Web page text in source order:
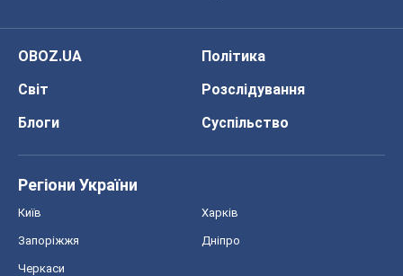
OBOZ.UA
Політика
Світ
Розслідування
Блоги
Суспільство
Регіони України
Київ Харків
Запоріжжя Дніпро
Черкаси